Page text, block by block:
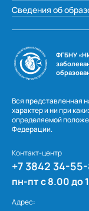
Елена
А.И.
Марина
С.В.
Ольга
Семья
Солдатова
Сведения об
ФГБНУ
Вся представленная
характер и ни при
определяемой
Федерации.
Контакт-центр
+7 3842 34-
пн-пт с 8.00 до
Адрес: